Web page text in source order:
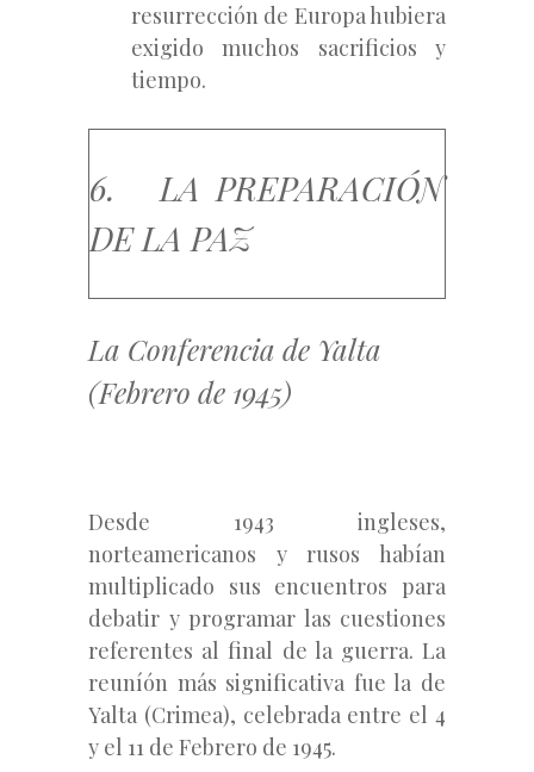
resurrección de Europa hubiera
exigido muchos sacrificios y
tiempo.
6. LA PREPARACIÓN
DE LA PAZ
La Conferencia de Yalta
(Febrero de 1945)
Desde 1943 ingleses,
norteamericanos y rusos habían
multiplicado sus encuentros para
debatir y programar las cuestiones
referentes al final de la guerra. La
reuníón más significativa fue la de
Yalta (Crimea), celebrada entre el 4
y el 11 de Febrero de 1945.